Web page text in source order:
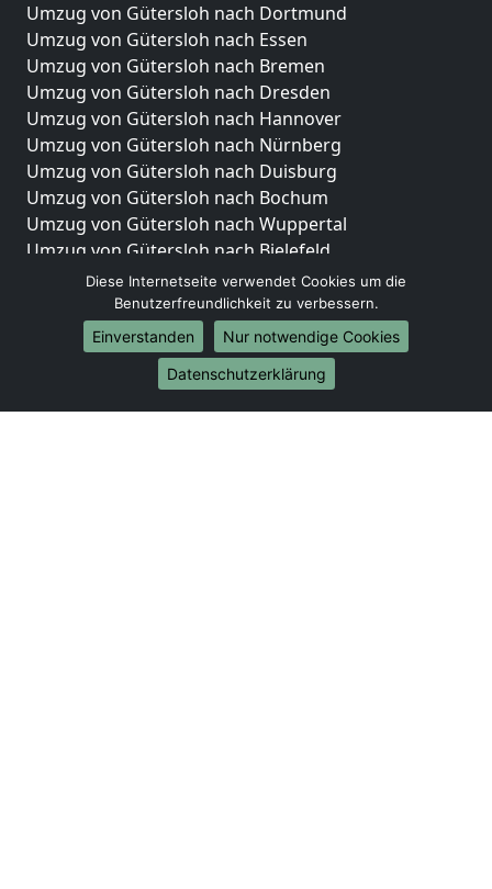
Umzug von Gütersloh nach Dortmund
Umzug von Gütersloh nach Essen
Umzug von Gütersloh nach Bremen
Umzug von Gütersloh nach Dresden
Umzug von Gütersloh nach Hannover
Umzug von Gütersloh nach Nürnberg
Umzug von Gütersloh nach Duisburg
Umzug von Gütersloh nach Bochum
Umzug von Gütersloh nach Wuppertal
Umzug von Gütersloh nach Bielefeld
Umzug von Gütersloh nach Bonn
Umzug von Gütersloh nach Münster
Internationale-Umzüge
Umzug von Gütersloh nach Brasilien
Umzug von Gütersloh nach Brunei Darussalam
Diese Internetseite verwendet Cookies um die
Benutzerfreundlichkeit zu verbessern.
Einverstanden
Nur notwendige Cookies
Datenschutzerklärung